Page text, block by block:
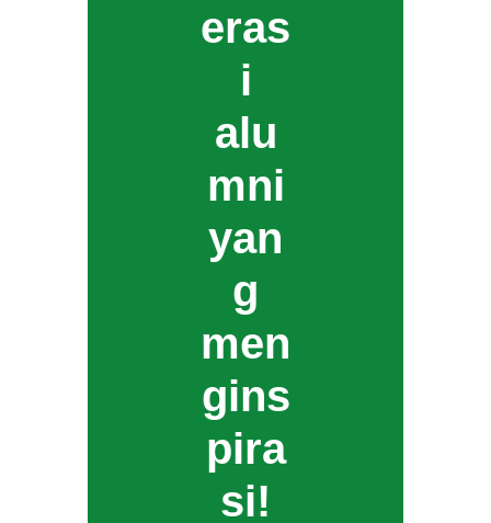
eras
i
alu
mni
yan
g
men
gins
pira
si!